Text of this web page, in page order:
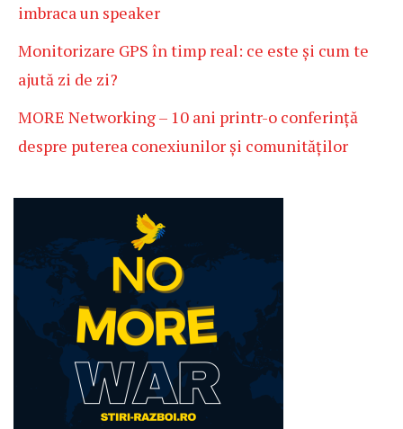
imbraca un speaker
Monitorizare GPS în timp real: ce este și cum te
ajută zi de zi?
MORE Networking – 10 ani printr-o conferință
despre puterea conexiunilor și comunităților